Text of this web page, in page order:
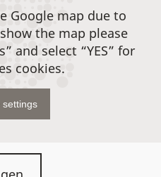
Google map due to
the map please
and select “YES” for
cookies.
settings